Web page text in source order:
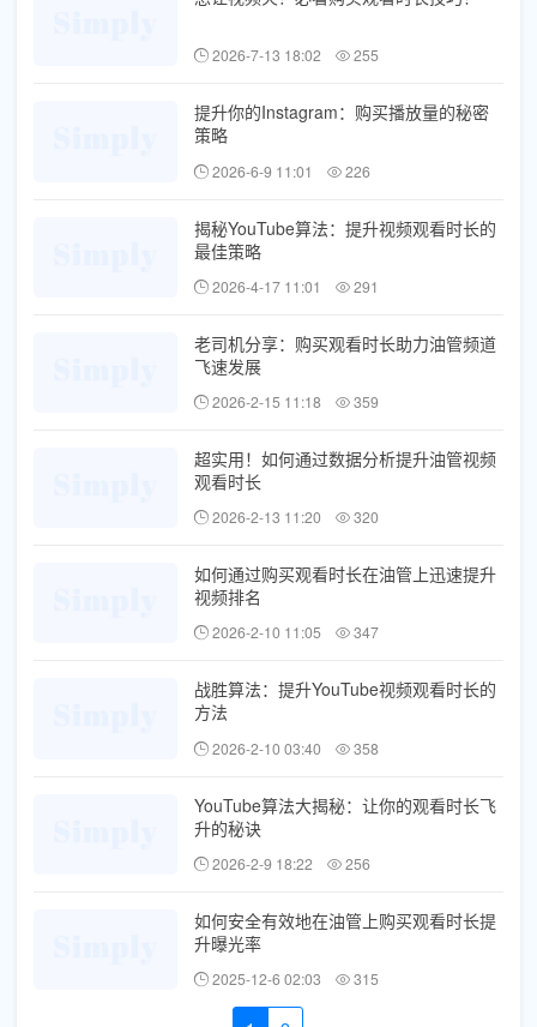
2026-7-13 18:02 255
提升你的Instagram：购买播放量的秘密
策略
2026-6-9 11:01 226
揭秘YouTube算法：提升视频观看时长的
最佳策略
2026-4-17 11:01 291
老司机分享：购买观看时长助力油管频道
飞速发展
2026-2-15 11:18 359
超实用！如何通过数据分析提升油管视频
观看时长
2026-2-13 11:20 320
如何通过购买观看时长在油管上迅速提升
视频排名
2026-2-10 11:05 347
战胜算法：提升YouTube视频观看时长的
方法
2026-2-10 03:40 358
YouTube算法大揭秘：让你的观看时长飞
升的秘诀
2026-2-9 18:22 256
如何安全有效地在油管上购买观看时长提
升曝光率
2025-12-6 02:03 315